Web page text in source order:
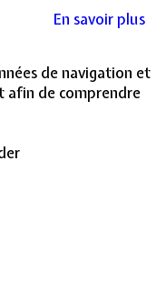
En savoir plus
de navigation et
afin de comprendre